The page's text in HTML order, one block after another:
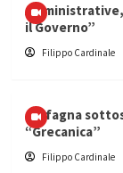
il Governo”
Filippo Cardinale
Carfagna
“Grecanica”
Filippo Cardinale